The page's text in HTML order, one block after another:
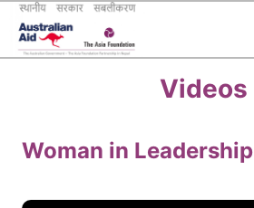
Skip
content
Videos
Woman in Leadership